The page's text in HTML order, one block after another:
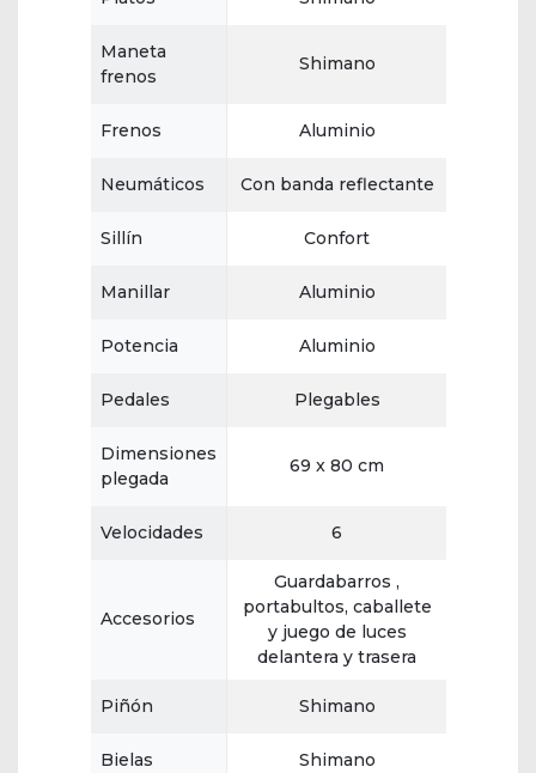
Maneta
frenos
Shimano
Frenos Aluminio
Neumáticos Con banda reflectante
Sillín Confort
Manillar Aluminio
Potencia Aluminio
Pedales Plegables
Dimensiones
plegada
69 x 80 cm
Velocidades 6
Accesorios
Guardabarros ,
portabultos, caballete
y juego de luces
delantera y trasera
Piñón Shimano
Bielas Shimano